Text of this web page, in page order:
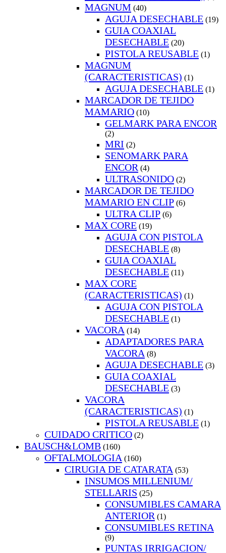
MAGNUM (40)
AGUJA DESECHABLE (19)
GUIA COAXIAL
DESECHABLE (20)
PISTOLA REUSABLE (1)
MAGNUM
(CARACTERISTICAS) (1)
AGUJA DESECHABLE (1)
MARCADOR DE TEJIDO
MAMARIO (10)
GELMARK PARA ENCOR
(2)
MRI (2)
SENOMARK PARA
ENCOR (4)
ULTRASONIDO (2)
MARCADOR DE TEJIDO
MAMARIO EN CLIP (6)
ULTRA CLIP (6)
MAX CORE (19)
AGUJA CON PISTOLA
DESECHABLE (8)
GUIA COAXIAL
DESECHABLE (11)
MAX CORE
(CARACTERISTICAS) (1)
AGUJA CON PISTOLA
DESECHABLE (1)
VACORA (14)
ADAPTADORES PARA
VACORA (8)
AGUJA DESECHABLE (3)
GUIA COAXIAL
DESECHABLE (3)
VACORA
(CARACTERISTICAS) (1)
PISTOLA REUSABLE (1)
CUIDADO CRITICO (2)
BAUSCH&LOMB (160)
OFTALMOLOGIA (160)
CIRUGIA DE CATARATA (53)
INSUMOS MILLENIUM/
STELLARIS (25)
CONSUMIBLES CAMARA
ANTERIOR (1)
CONSUMIBLES RETINA
(9)
PUNTAS IRRIGACION/